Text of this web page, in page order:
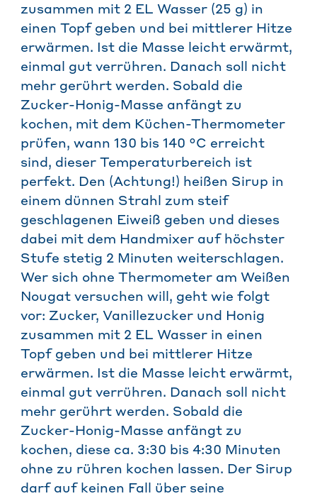
zusammen mit 2 EL Wasser (25 g) in
einen Topf geben und bei mittlerer Hitze
erwärmen. Ist die Masse leicht erwärmt,
einmal gut verrühren. Danach soll nicht
mehr gerührt werden. Sobald die
Zucker-Honig-Masse anfängt zu
kochen, mit dem Küchen-Thermometer
prüfen, wann 130 bis 140 °C erreicht
sind, dieser Temperaturbereich ist
perfekt. Den (Achtung!) heißen Sirup in
einem dünnen Strahl zum steif
geschlagenen Eiweiß geben und dieses
dabei mit dem Handmixer auf höchster
Stufe stetig 2 Minuten weiterschlagen.
Wer sich ohne Thermometer am Weißen
Nougat versuchen will, geht wie folgt
vor: Zucker, Vanillezucker und Honig
zusammen mit 2 EL Wasser in einen
Topf geben und bei mittlerer Hitze
erwärmen. Ist die Masse leicht erwärmt,
einmal gut verrühren. Danach soll nicht
mehr gerührt werden. Sobald die
Zucker-Honig-Masse anfängt zu
kochen, diese ca. 3:30 bis 4:30 Minuten
ohne zu rühren kochen lassen. Der Sirup
darf auf keinen Fall über seine